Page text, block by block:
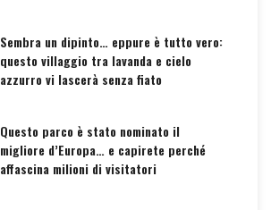
Sembra un dipinto… eppure è tutto vero:
questo villaggio tra lavanda e cielo
azzurro vi lascerà senza fiato
Questo parco è stato nominato il
migliore d’Europa… e capirete perché
affascina milioni di visitatori